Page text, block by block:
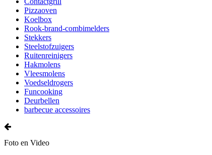
Pizzaoven
Koelbox
Rook-brand-combimelders
Stekkers
Steelstofzuigers
Ruitenreinigers
Hakmolens
Vleesmolens
Voedseldrogers
Funcooking
Deurbellen
barbecue accessoires
Foto en Video